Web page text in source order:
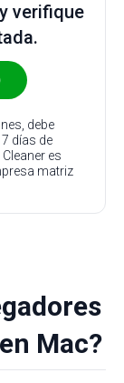
verifique
debe
días de
es
matriz
Mac?